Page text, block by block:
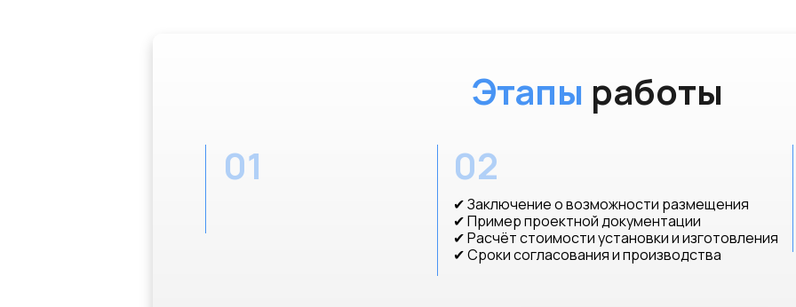
02
✔ Заключение о возможности размещения
✔ Пример проектной документации
✔ Расчёт стоимости установки и изготовления
✔ Сроки согласования и производства
Этапы работы
01